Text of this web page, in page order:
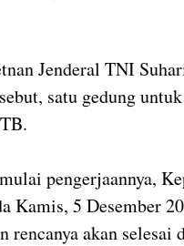
Jenderal TNI
satu gedung
pengerjaannya,
Kamis, 5 Desember
rencanya akan